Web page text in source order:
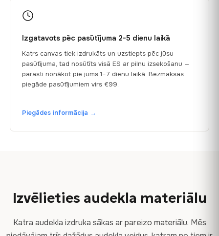
Izgatavots pēc pasūtījuma 2-5 dienu laikā
Katrs canvas tiek izdrukāts un uzstiepts pēc jūsu
pasūtījuma, tad nosūtīts visā ES ar pilnu izsekošanu —
parasti nonākot pie jums 1–7 dienu laikā. Bezmaksas
piegāde pasūtījumiem virs €99.
Piegādes informācija →
Izvēlieties audekla materiālu
Katra audekla izdruka sākas ar pareizo materiālu. Mēs